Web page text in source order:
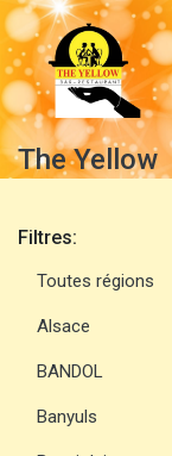
The Yellow
Filtres:
Toutes régions
Alsace
BANDOL
Banyuls